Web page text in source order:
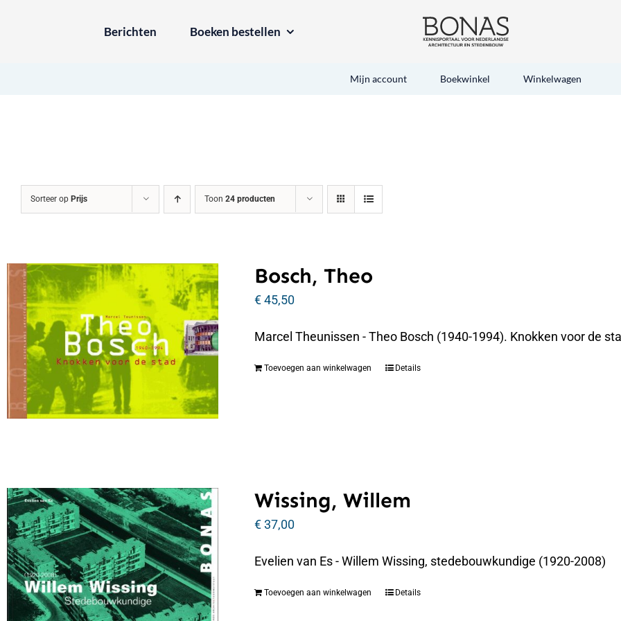
Berichten Boeken bestellen
Mijn account Boekwinkel Winkelwagen
Sorteer op Prijs Toon 24 producten
Bosch, Theo
€45,50
Marcel Theunissen - Theo Bosch (1940-1994). Knokken voor de
Toevoegen aan winkelwagen Details
Wissing, Willem
€37,00
Evelien van Es - Willem Wissing, stedebouwkundige (1920-2008)
Toevoegen aan winkelwagen Details